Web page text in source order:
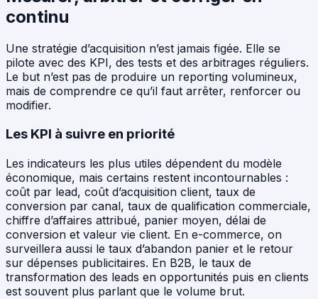
continu
Une stratégie d’acquisition n’est jamais figée. Elle se
pilote avec des KPI, des tests et des arbitrages réguliers.
Le but n’est pas de produire un reporting volumineux,
mais de comprendre ce qu’il faut arrêter, renforcer ou
modifier.
Les KPI à suivre en priorité
Les indicateurs les plus utiles dépendent du modèle
économique, mais certains restent incontournables :
coût par lead, coût d’acquisition client, taux de
conversion par canal, taux de qualification commerciale,
chiffre d’affaires attribué, panier moyen, délai de
conversion et valeur vie client. En e-commerce, on
surveillera aussi le taux d’abandon panier et le retour
sur dépenses publicitaires. En B2B, le taux de
transformation des leads en opportunités puis en clients
est souvent plus parlant que le volume brut.